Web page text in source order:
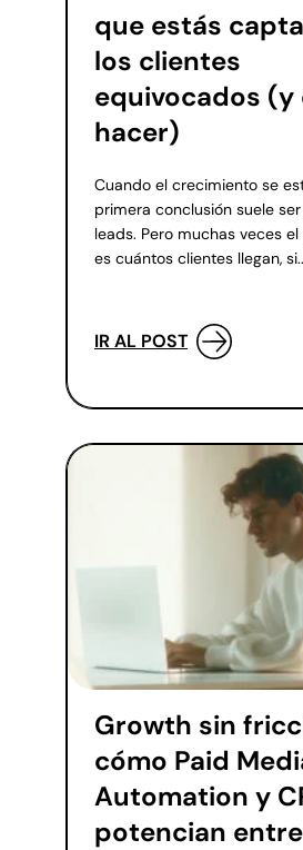
que estás
los clientes
equivocados (y
hacer)
Cuando el crecimiento se
primera conclusión suele
leads. Pero muchas veces
es cuántos clientes llegan,
IR AL POST
Growth sin
cómo Paid
Automation y
potencian